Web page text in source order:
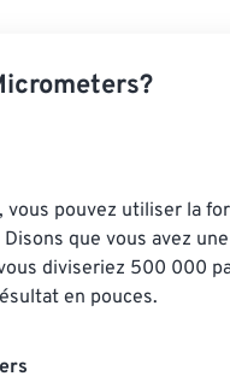
pouvez utiliser la
que vous avez
diviseriez 500 000
en pouces.